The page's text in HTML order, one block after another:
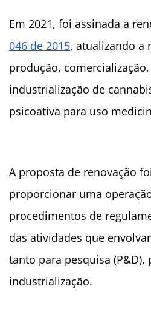
Em 2021, foi assinada a
046 de 2015, atualizando a
produção,
industrialização de
psicoativa para uso
A proposta de renovação
proporcionar uma
procedimentos de
das atividades que
tanto para pesquisa (P&D),
industrialização.